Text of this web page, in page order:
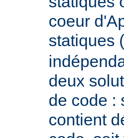
coeur
statiques (
deux
de code :
contient